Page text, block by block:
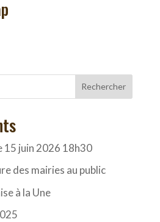
Rechercher
15 juin 2026 18h30
des mairies au public
à la Une